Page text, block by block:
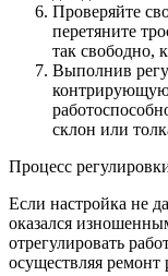
Проверяйте
перетяните
так свободно,
Выполнив
контрирующую
склон или
Процесс
Если настройка не
оказался
отрегулировать
осуществляя ремонт